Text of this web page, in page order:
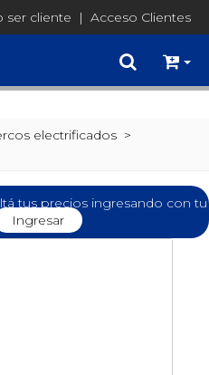
ser cliente | Acceso Clientes
electrificados >
tus precios ingresando con tu
Ingresar